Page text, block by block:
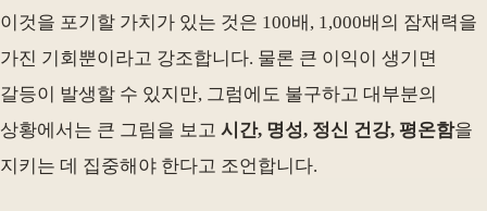
이것을 포기할 가치가 있는 것은 100배, 1,000배의 잠재력을
가진 기회뿐이라고 강조합니다. 물론 큰 이익이 생기면
갈등이 발생할 수 있지만, 그럼에도 불구하고 대부분의
상황에서는 큰 그림을 보고 시간, 명성, 정신 건강, 평온함을
지키는 데 집중해야 한다고 조언합니다.